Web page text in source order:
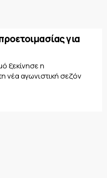
για
ξεκίνησε η
νέα αγωνιστική σεζόν